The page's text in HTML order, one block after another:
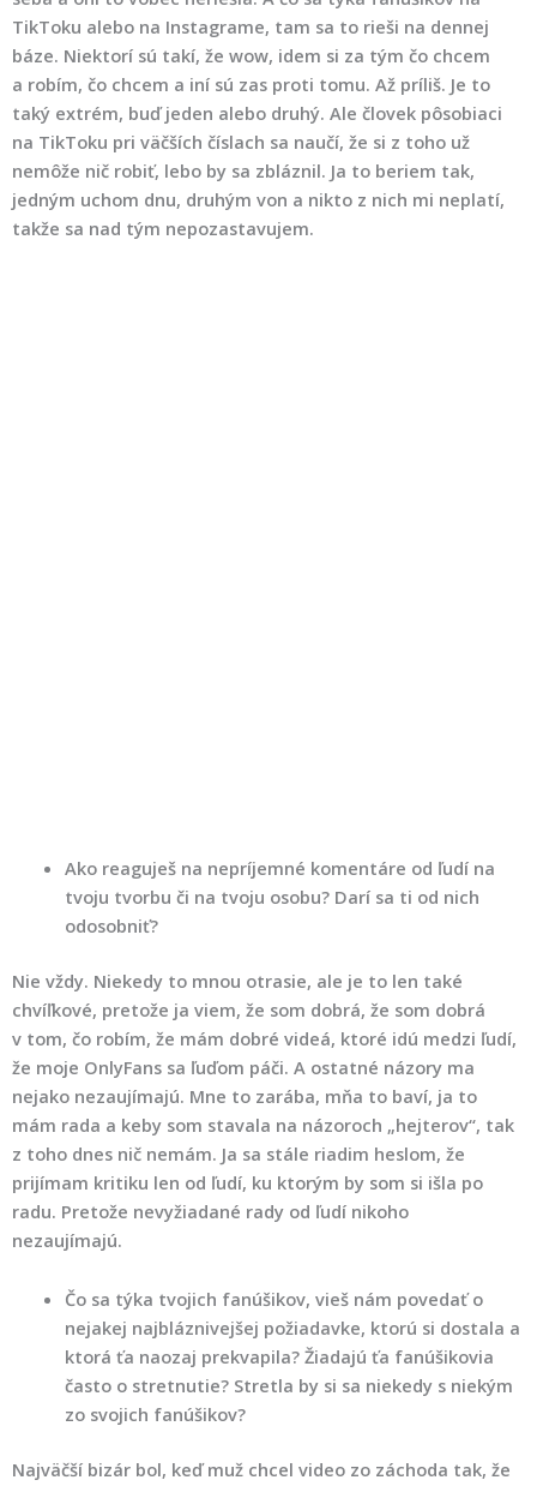
TikToku alebo na Instagrame, tam sa to rieši na dennej
báze. Niektorí sú takí, že wow, idem si za tým čo chcem
a robím, čo chcem a iní sú zas proti tomu. Až príliš. Je to
taký extrém, buď jeden alebo druhý. Ale človek pôsobiaci
na TikToku pri väčších číslach sa naučí, že si z toho už
nemôže nič robiť, lebo by sa zbláznil. Ja to beriem tak,
jedným uchom dnu, druhým von a nikto z nich mi neplatí,
takže sa nad tým nepozastavujem.
Ako reaguješ na nepríjemné komentáre od ľudí na
tvoju tvorbu či na tvoju osobu? Darí sa ti od nich
odosobniť?
Nie vždy. Niekedy to mnou otrasie, ale je to len také
chvíľkové, pretože ja viem, že som dobrá, že som dobrá
v tom, čo robím, že mám dobré videá, ktoré idú medzi ľudí,
že moje OnlyFans sa ľuďom páči. A ostatné názory ma
nejako nezaujímajú. Mne to zarába, mňa to baví, ja to
mám rada a keby som stavala na názoroch „hejterov“, tak
z toho dnes nič nemám. Ja sa stále riadim heslom, že
prijímam kritiku len od ľudí, ku ktorým by som si išla po
radu. Pretože nevyžiadané rady od ľudí nikoho
nezaujímajú.
Čo sa týka tvojich fanúšikov, vieš nám povedať o
nejakej najbláznivejšej požiadavke, ktorú si dostala a
ktorá ťa naozaj prekvapila? Žiadajú ťa fanúšikovia
často o stretnutie? Stretla by si sa niekedy s niekým
zo svojich fanúšikov?
Najväčší bizár bol, keď muž chcel video zo záchoda tak, že